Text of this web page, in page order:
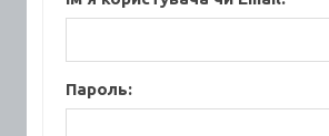
Пароль: